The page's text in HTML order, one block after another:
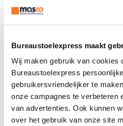
Bureaustoelexpress maakt
Wij maken gebruik van cookies
Bureaustoelexpress
gebruikersvriendelijker te
onze campagnes te verbeteren
van advertenties. Ook kunnen
over het gebruik van onze site
vergaderstoel
Met meer dan 30 jaar ervaring is een
veel vergaderstoelen gezien, getest
mening van onze specialist over
Gevormde rugleuning:wat je niet
extra ondersteuning in de onderrug.